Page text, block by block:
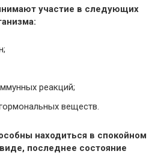
участие в следующих
реакций;
веществ.
находиться в спокойном
последнее состояние